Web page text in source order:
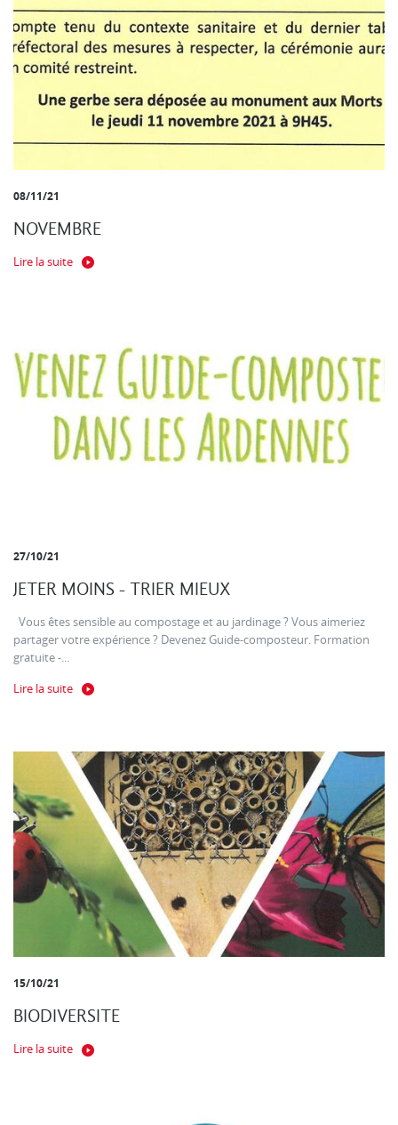
08/11/21
NOVEMBRE
Lire la suite
27/10/21
JETER MOINS - TRIER MIEUX
Vous êtes sensible au compostage et au jardinage ? Vous aimeriez
partager votre expérience ? Devenez Guide-composteur. Formation
gratuite -...
Lire la suite
15/10/21
BIODIVERSITE
Lire la suite